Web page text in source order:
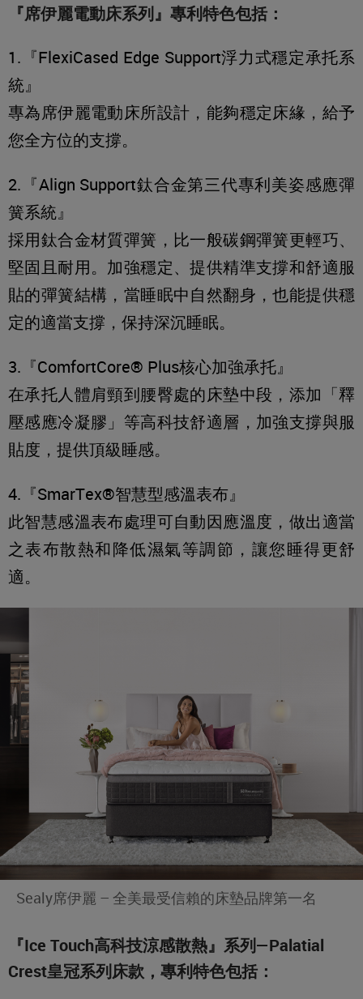
『席伊麗電動床系列』專利特色包括：
1.『FlexiCased Edge Support浮力式穩定承托系
統』
專為席伊麗電動床所設計，能夠穩定床緣，給予
您全方位的支撐。
2.『Align Support鈦合金第三代專利美姿感應彈
簧系統』
採用鈦合金材質彈簧，比一般碳鋼彈簧更輕巧、
堅固且耐用。加強穩定、提供精準支撐和舒適服
貼的彈簧結構，當睡眠中自然翻身，也能提供穩
定的適當支撐，保持深沉睡眠。
3.『ComfortCore® Plus核心加強承托』
在承托人體肩頸到腰臀處的床墊中段，添加「釋
壓感應冷凝膠」等高科技舒適層，加強支撐與服
貼度，提供頂級睡感。
4.『SmarTex®智慧型感溫表布』
此智慧感溫表布處理可自動因應溫度，做出適當
之表布散熱和降低濕氣等調節，讓您睡得更舒
適。
Sealy席伊麗 – 全美最受信賴的床墊品牌第一名
『Ice Touch高科技涼感散熱』系列—Palatial
Crest皇冠系列床款，專利特色包括：